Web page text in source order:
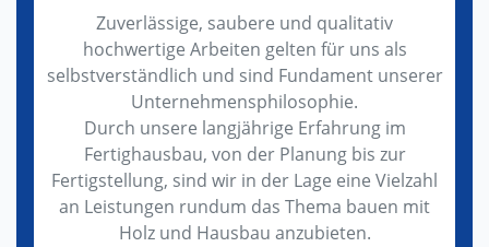
Zuverlässige, saubere und qualitativ
hochwertige Arbeiten gelten für uns als
selbstverständlich und sind Fundament unserer
Unternehmensphilosophie.
Durch unsere langjährige Erfahrung im
Fertighausbau, von der Planung bis zur
Fertigstellung, sind wir in der Lage eine Vielzahl
an Leistungen rundum das Thema bauen mit
Holz und Hausbau anzubieten.